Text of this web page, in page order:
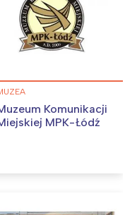
Komunikacji
MPK-Łódź